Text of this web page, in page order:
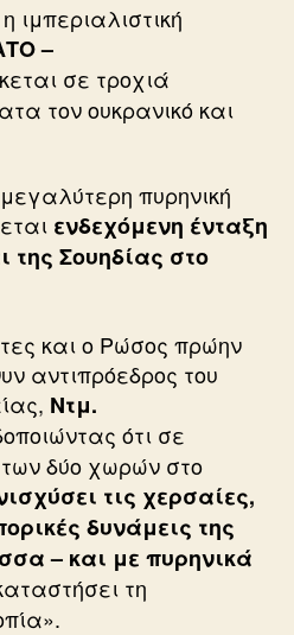
ιμπεριαλιστική
–
σε τροχιά
τον ουκρανικό και
πυρηνική
ενδεχόμενη ένταξη
της Σουηδίας στο
και ο Ρώσος πρώην
αντιπρόεδρος του
Ντμ.
ότι σε
δύο χωρών στο
τις χερσαίες,
δυνάμεις της
– και με πυρηνικά
τη